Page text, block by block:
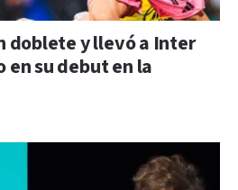
doblete y llevó a Inter
su debut en la